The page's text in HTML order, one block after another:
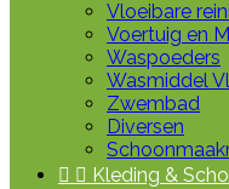
Vloeibare
Voertuig en
Waspoeders
Wasmiddel
Zwembad
Diversen
  Kleding &